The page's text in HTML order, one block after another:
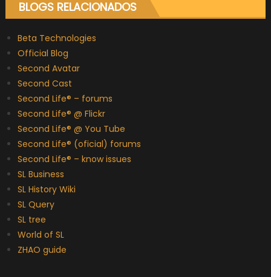
BLOGS RELACIONADOS
Beta Technologies
Official Blog
Second Avatar
Second Cast
Second Life® – forums
Second Life® @ Flickr
Second Life® @ You Tube
Second Life® (oficial) forums
Second Life® – know issues
SL Business
SL History Wiki
SL Query
SL tree
World of SL
ZHAO guide